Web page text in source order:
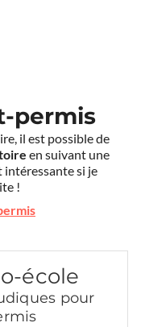
permis
il est possible de
en suivant une
si je
!
école
pour